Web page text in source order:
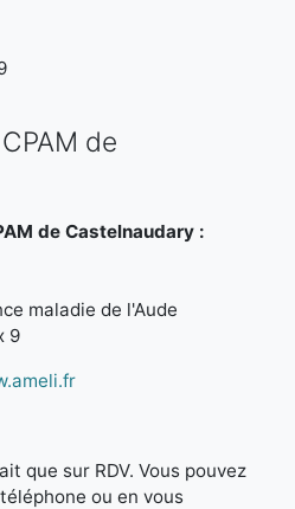
de
de Castelnaudary :
maladie de l'Aude
9
que sur RDV. Vous pouvez
ou en vous